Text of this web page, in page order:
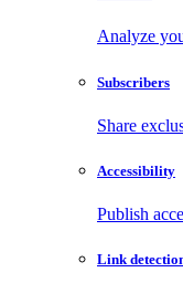
Analyze
Subscribers
Share
Accessibility
Publish
Link